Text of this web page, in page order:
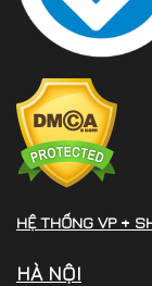
HỆ THỐNG VP +
HÀ NỘI